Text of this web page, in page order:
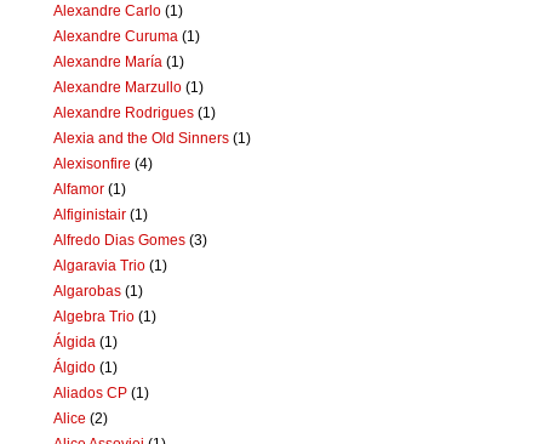
Alexandre Carlo (1)
Alexandre Curuma (1)
Alexandre María (1)
Alexandre Marzullo (1)
Alexandre Rodrigues (1)
Alexia and the Old Sinners (1)
Alexisonfire (4)
Alfamor (1)
Alfiginistair (1)
Alfredo Dias Gomes (3)
Algaravia Trio (1)
Algarobas (1)
Algebra Trio (1)
Álgida (1)
Álgido (1)
Aliados CP (1)
Alice (2)